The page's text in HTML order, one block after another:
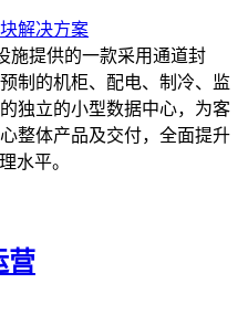
解决方案
施提供的一款采用通道封
制的机柜、配电、制冷、监
独立的小型数据中心，为客
整体产品及交付，全面提升
水平。
营